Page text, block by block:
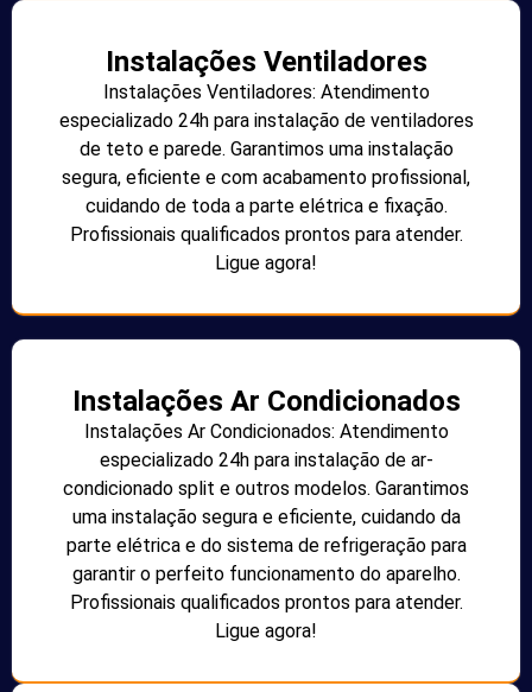
Instalações Ventiladores
Instalações Ventiladores: Atendimento
especializado 24h para instalação de ventiladores
de teto e parede. Garantimos uma instalação
segura, eficiente e com acabamento profissional,
cuidando de toda a parte elétrica e fixação.
Profissionais qualificados prontos para atender.
Ligue agora!
Instalações Ar Condicionados
Instalações Ar Condicionados: Atendimento
especializado 24h para instalação de ar-
condicionado split e outros modelos. Garantimos
uma instalação segura e eficiente, cuidando da
parte elétrica e do sistema de refrigeração para
garantir o perfeito funcionamento do aparelho.
Profissionais qualificados prontos para atender.
Ligue agora!